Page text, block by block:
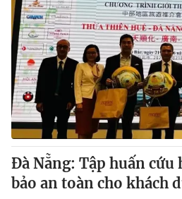
Đà Nẵng: Tập huấn cứu
bảo an toàn cho khách